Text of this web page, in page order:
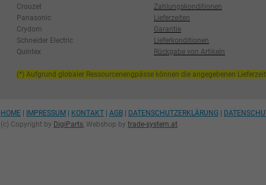
Crouzet
Zahlungskonditionen
Panasonic
Lieferzeiten
Crydom
Garantie
Schneider Electric
Lieferkonditionen
Quintex
Rückgabe von Artikeln
(*) Aufgrund globaler Ressourcenengpässe können die angegebenen
HOME IMPRESSUM KONTAKT AGB DATENSCHUTZERKLÄRUNG
(c) Copyright by DigiParts, Webshop by trade-system.at